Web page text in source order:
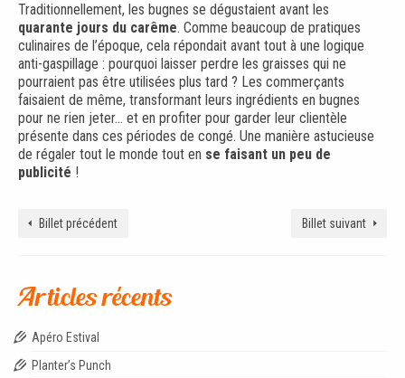
Traditionnellement, les bugnes se dégustaient avant les
quarante jours du carême. Comme beaucoup de pratiques
culinaires de l’époque, cela répondait avant tout à une logique
anti-gaspillage : pourquoi laisser perdre les graisses qui ne
pourraient pas être utilisées plus tard ? Les commerçants
faisaient de même, transformant leurs ingrédients en bugnes
pour ne rien jeter… et en profiter pour garder leur clientèle
présente dans ces périodes de congé. Une manière astucieuse
de régaler tout le monde tout en se faisant un peu de
publicité !
Billet précédent Billet suivant
Articles récents
Apéro Estival
Planter’s Punch